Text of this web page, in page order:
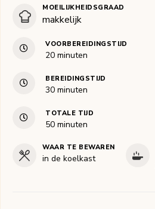
MOEILIJKHEIDSGRAAD
makkelijk
VOORBEREIDINGSTIJD
20minuten
minuten
BEREIDINGSTIJD
30minuten
minuten
TOTALE TIJD
50minuten
minuten
WAAR TE BEWAREN
in de koelkast